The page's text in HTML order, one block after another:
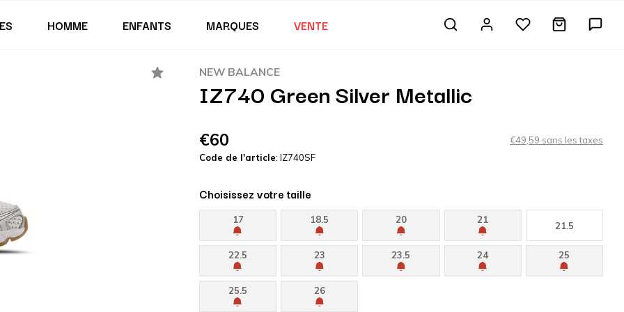
HOMME ENFANTS MARQUES VENTE
NEW BALANCE
IZ740 Green Silver Metallic
€60
€49,59 sans les taxes
Code de l'article: IZ740SF
Choisissez votre taille
17 18.5 20 21
21.5
22.5 23 23.5 24 25
25.5 26